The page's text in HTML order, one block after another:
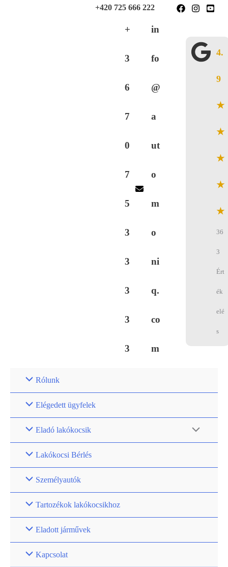
+420 725 666 222
+
3
6
7
0
7
5
3
3
3
3
3
in
fo
@
a
ut
o
m
o
ni
q.
co
m
4.
9
★
★
★
★
★
36
3
Ért
ék
elé
s
Rólunk
Elégedett ügyfelek
Eladó lakókocsik
Lakókocsi Bérlés
Személyautók
Tartozékok lakókocsikhoz
Eladott járművek
Kapcsolat